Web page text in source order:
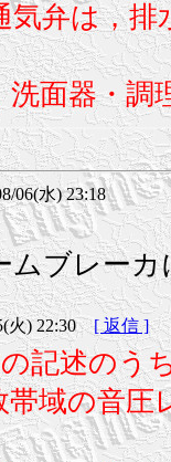
弁は，排
面器・調
06(水) 23:18
ムブレー
火) 22:30[ 返信 ]
記述のう
域の音圧